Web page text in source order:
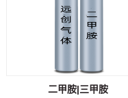
二甲胺|三甲胺